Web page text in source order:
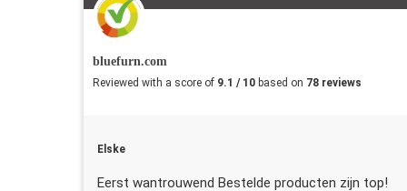
bluefurn.com
Reviewed with a score of 9.1 / 10 based on 78 reviews
Elske
Eerst wantrouwend Bestelde producten zijn top!